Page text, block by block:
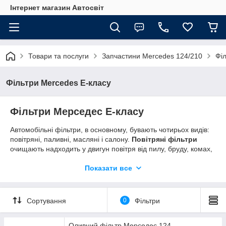
Інтернет магазин Автосвіт
Товари та послуги Запчастини Mercedes 124/210
Фільтри Mercedes E-класу
Фільтри Мерседес Е-класу
Автомобільні фільтри, в основному, бувають чотирьох видів:
повітряні, паливні, масляні і салону. Повітряні фільтри
очищають надходить у двигун повітря від пилу, бруду, комах,
камери згоряння, значно продовжуючи термін експлуатації
надходить в ДВС пального, тим самим покращуючи його
якість. Від цього залежить термін служби мотора, його
стабільна робота і розвивається потужність.
фільтрииспользуют для удаления из моторного масла
Показати все
Сортування 0 Фільтри